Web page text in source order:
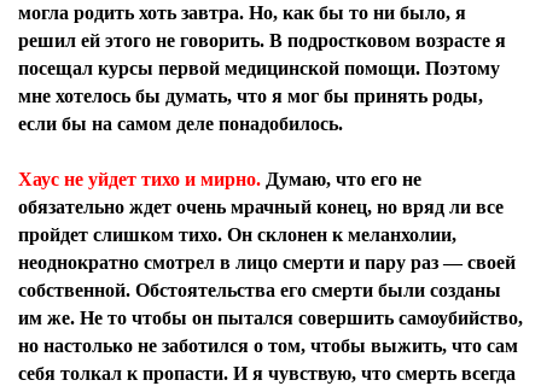
могла родить хоть завтра. Но, как бы то ни было, я
решил ей этого не говорить. В подростковом возрасте я
посещал курсы первой медицинской помощи. Поэтому
мне хотелось бы думать, что я мог бы принять роды,
если бы на самом деле понадобилось.
Хаус не уйдет тихо и мирно. Думаю, что его не
обязательно ждет очень мрачный конец, но вряд ли все
пройдет слишком тихо. Он склонен к меланхолии,
неоднократно смотрел в лицо смерти и пару раз — своей
собственной. Обстоятельства его смерти были созданы
им же. Не то чтобы он пытался совершить самоубийство,
но настолько не заботился о том, чтобы выжить, что сам
себя толкал к пропасти. И я чувствую, что смерть всегда